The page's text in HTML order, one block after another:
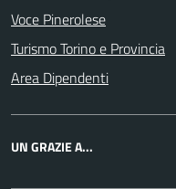
Voce Pinerolese
Turismo Torino e Provincia
Area Dipendenti
UN GRAZIE A...